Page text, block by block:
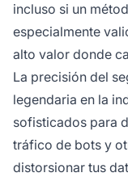
incluso si un
especialmente
alto valor donde
La precisión del
legendaria en la
sofisticados para
tráfico de bots y
distorsionar tus